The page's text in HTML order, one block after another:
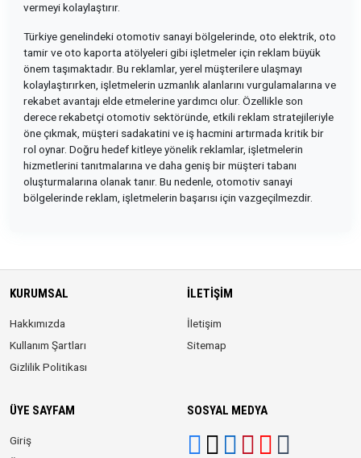
vermeyi kolaylaştırır.
Türkiye genelindeki otomotiv sanayi bölgelerinde, oto elektrik, oto
tamir ve oto kaporta atölyeleri gibi işletmeler için reklam büyük
önem taşımaktadır. Bu reklamlar, yerel müşterilere ulaşmayı
kolaylaştırırken, işletmelerin uzmanlık alanlarını vurgulamalarına ve
rekabet avantajı elde etmelerine yardımcı olur. Özellikle son
derece rekabetçi otomotiv sektöründe, etkili reklam stratejileriyle
öne çıkmak, müşteri sadakatini ve iş hacmini artırmada kritik bir
rol oynar. Doğru hedef kitleye yönelik reklamlar, işletmelerin
hizmetlerini tanıtmalarına ve daha geniş bir müşteri tabanı
oluşturmalarına olanak tanır. Bu nedenle, otomotiv sanayi
bölgelerinde reklam, işletmelerin başarısı için vazgeçilmezdir.
KURUMSAL
Hakkımızda
Kullanım Şartları
Gizlilik Politikası
İLETIŞIM
İletişim
Sitemap
ÜYE SAYFAM
Giriş
SOSYAL MEDYA